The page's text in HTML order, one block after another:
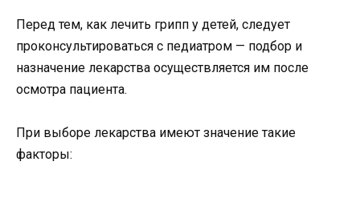
Перед тем, как лечить грипп у детей, следует
проконсультироваться с педиатром — подбор и
назначение лекарства осуществляется им после
осмотра пациента.
При выборе лекарства имеют значение такие
факторы: